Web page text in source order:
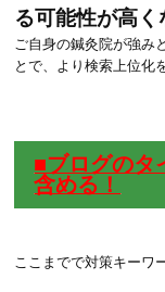
る可能性が高く
ご自身の鍼灸院が強み
とで、より検索上位化
■ブログのタ
含める！
ここまでで対策キーワ